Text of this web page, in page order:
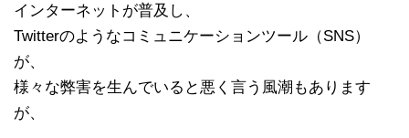
インターネットが普及し、
Twitterのようなコミュニケーションツール（SNS）
が、
様々な弊害を生んでいると悪く言う風潮もあります
が、